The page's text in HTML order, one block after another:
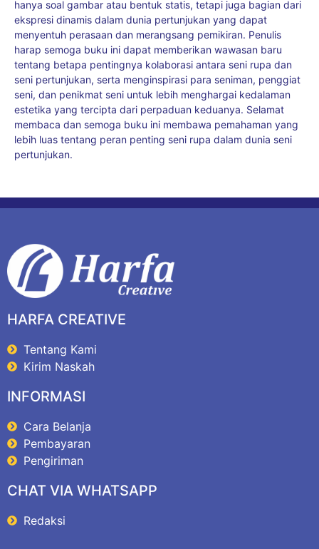
hanya soal gambar atau bentuk statis, tetapi juga bagian dari
ekspresi dinamis dalam dunia pertunjukan yang dapat
menyentuh perasaan dan merangsang pemikiran. Penulis
harap semoga buku ini dapat memberikan wawasan baru
tentang betapa pentingnya kolaborasi antara seni rupa dan
seni pertunjukan, serta menginspirasi para seniman, penggiat
seni, dan penikmat seni untuk lebih menghargai kedalaman
estetika yang tercipta dari perpaduan keduanya. Selamat
membaca dan semoga buku ini membawa pemahaman yang
lebih luas tentang peran penting seni rupa dalam dunia seni
pertunjukan.
HARFA CREATIVE
Tentang Kami
Kirim Naskah
INFORMASI
Cara Belanja
Pembayaran
Pengiriman
CHAT VIA WHATSAPP
Redaksi